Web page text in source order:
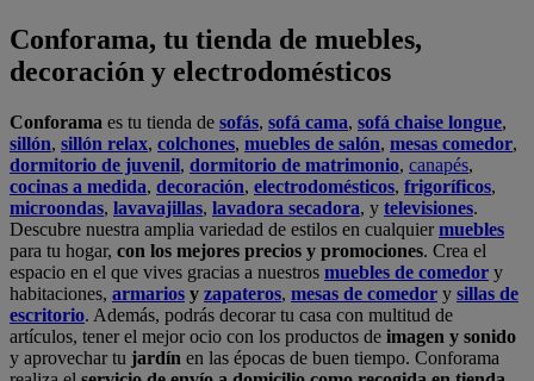
Conforama, tu tienda de muebles,
decoración y electrodomésticos
Conforama es tu tienda de sofás, sofá cama, sofá chaise longue,
sillón, sillón relax, colchones, muebles de salón, mesas comedor,
dormitorio de juvenil, dormitorio de matrimonio, canapés,
cocinas a medida, decoración, electrodomésticos, frigoríficos,
microondas, lavavajillas, lavadora secadora, y televisiones.
Descubre nuestra amplia variedad de estilos en cualquiermuebles
para tu hogar, con los mejores precios y promociones. Crea el
espacio en el que vives gracias a nuestros muebles de comedor y
habitaciones, armarios y zapateros, mesas de comedor y sillas de
escritorio. Además, podrás decorar tu casa con multitud de
artículos, tener el mejor ocio con los productos de imagen y sonido
y aprovechar tu jardín en las épocas de buen tiempo. Conforama